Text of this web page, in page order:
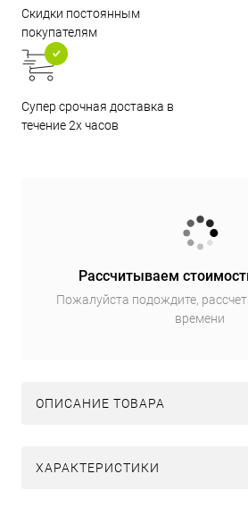
Скидки постоянным
покупателям
Супер срочная доставка в
течение 2х часов
Рассчитываем
Пожалуйста подождите,
времени
ОПИСАНИЕ ТОВАРА
ХАРАКТЕРИСТИКИ